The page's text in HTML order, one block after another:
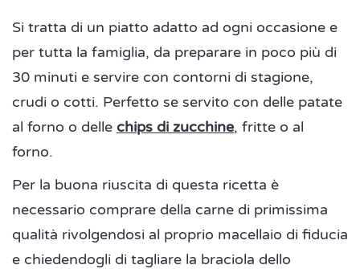
Si tratta di un piatto adatto ad ogni occasione e
per tutta la famiglia, da preparare in poco più di
30 minuti e servire con contorni di stagione,
crudi o cotti. Perfetto se servito con delle patate
al forno o delle chips di zucchine, fritte o al
forno.
Per la buona riuscita di questa ricetta è
necessario comprare della carne di primissima
qualità rivolgendosi al proprio macellaio di fiducia
e chiedendogli di tagliare la braciola dello